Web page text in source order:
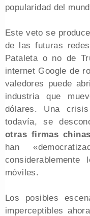
popularidad del
Este veto se
de las futuras
Pataleta o no de
internet Google de
valedores puede
industria que
dólares. Una
todavía, se
otras firmas
han
móviles.
Los posibles
imperceptibles